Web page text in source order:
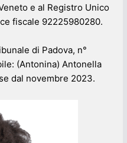
e al Registro Unico
fiscale 92225980280.
di Padova, n°
(Antonina) Antonella
dal novembre 2023.